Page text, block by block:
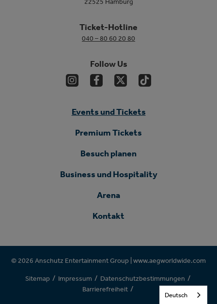
Ticket-Hotline
040 – 80 60 20 80
Follow Us
Events und Tickets
Premium Tickets
Besuch planen
Business und Hospitality
Arena
Kontakt
© 2026 Anschutz Entertainment Group | www.aegworldwide.com
Sitemap / Impressum / Datenschutzbestimmungen /
Barrierefreiheit /
Deutsch